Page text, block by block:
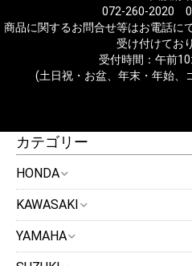
カテゴリー
HONDA
KAWASAKI
YAMAHA
072-260-2020
商品に関するお問合せ等はお電話に
受け付けてお
受付時間：午前
(土日祝・お盆、年末・年始、